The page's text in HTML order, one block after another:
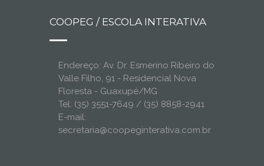
COOPEG / ESCOLA INTERATIVA
Endereço: Av. Dr. Esmerino Ribeiro do
Valle Filho, 91 - Residencial Nova
Floresta - Guaxupé/MG
Tel: (35) 3551-7649 / (35) 8858-2941
E-mail:
secretaria@coopeginterativa.com.br